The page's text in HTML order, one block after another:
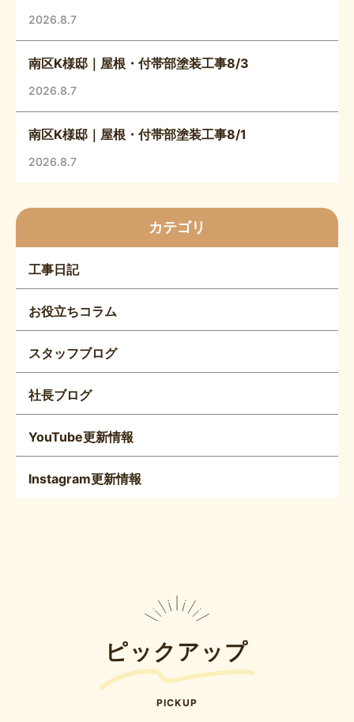
2026.8.7
南区K様邸｜屋根・付帯部塗装工事8/3
2026.8.7
南区K様邸｜屋根・付帯部塗装工事8/1
2026.8.7
カテゴリ
工事日記
お役立ちコラム
スタッフブログ
社長ブログ
YouTube更新情報
Instagram更新情報
ピックアップ
PICKUP